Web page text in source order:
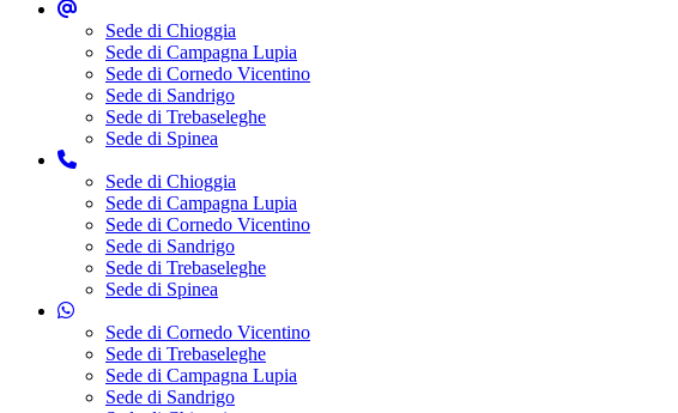
Sede di Chioggia
Sede di Campagna Lupia
Sede di Cornedo Vicentino
Sede di Sandrigo
Sede di Trebaseleghe
Sede di Spinea
Sede di Chioggia
Sede di Campagna Lupia
Sede di Cornedo Vicentino
Sede di Sandrigo
Sede di Trebaseleghe
Sede di Spinea
Sede di Cornedo Vicentino
Sede di Trebaseleghe
Sede di Campagna Lupia
Sede di Sandrigo